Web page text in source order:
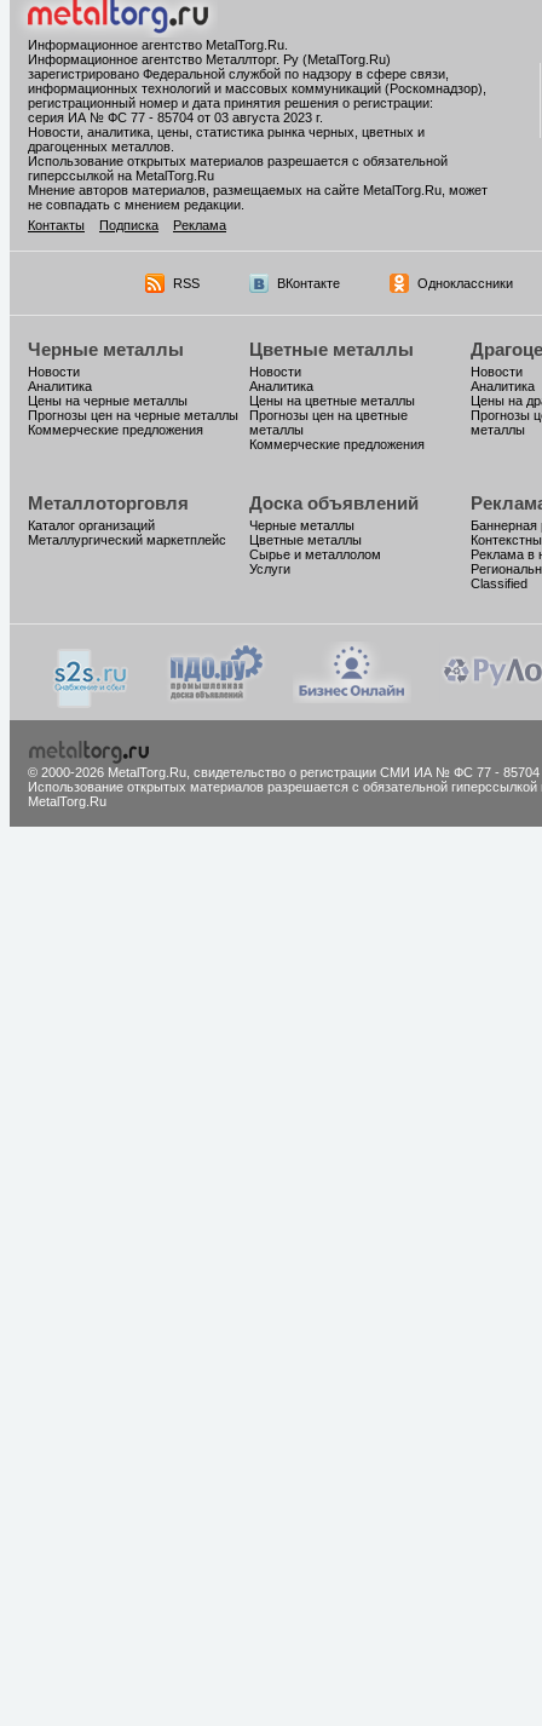
Информационное агентство MetalTorg.Ru
Информационное агентство Металлторг. Ру (MetalTorg.Ru)
зарегистрировано Федеральной службой по надзору в сфере связи,
информационных технологий и массовых коммуникаций (Роскомнадзор),
регистрационный номер и дата принятия решения о регистрации:
серия ИА № ФС 77 - 85704 от 03 августа 2023 г.
Новости, аналитика, цены, статистика рынка черных, цветных и
драгоценных металлов.
Использование открытых материалов разрешается с обязательной
гиперссылкой на MetalTorg.Ru
Мнение авторов материалов, размещаемых на сайте MetalTorg.Ru, может
не совпадать с мнением редакции.
Контакты
Подписка Реклама
RSS ВКонтакте Одноклассники
Черные металлы
Новости
Аналитика
Цены на черные металлы
Прогнозы цен на черные металлы
Коммерческие предложения
Цветные металлы
Новости
Аналитика
Цены на цветные металлы
Прогнозы цен на цветные
металлы
Коммерческие предложения
Новости
Аналитика
Цены на
Прогнозы
металлы
Металлоторговля
Каталог организаций
Металлургический маркетплейс
Доска объявлений
Черные металлы
Цветные металлы
Сырье и металлолом
Услуги
Баннерная
Реклама в
Classified
© 2000-2026 MetalTorg.Ru, cвидетельство о регистрации СМИ ИА № ФС 77 - 85704
Использование открытых материалов разрешается с обязательной гиперссылкой
MetalTorg.Ru